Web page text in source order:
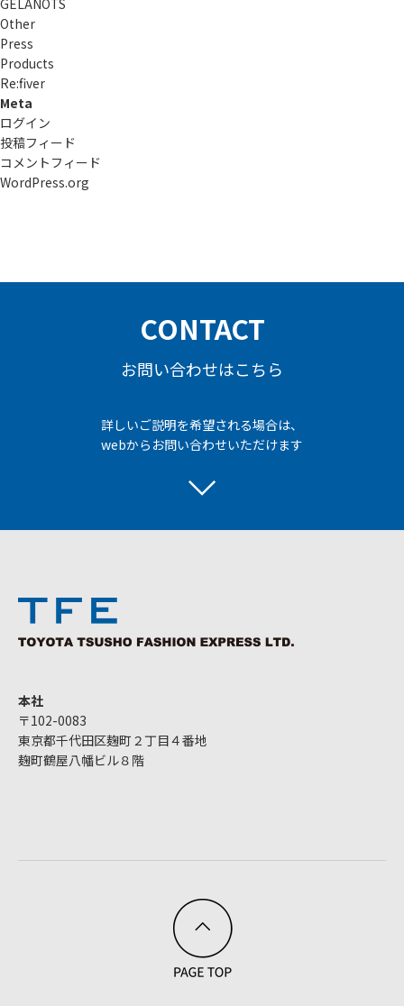
GELANOTS
Other
Press
Products
Re:ﬁver
Meta
ログイン
投稿フィード
コメントフィード
WordPress.org
CONTACT
お問い合わせはこちら
詳しいご説明を希望される場合は、
webからお問い合わせいただけます
本社
〒102-0083
東京都千代田区麹町２丁目４番地
麹町鶴屋八幡ビル８階